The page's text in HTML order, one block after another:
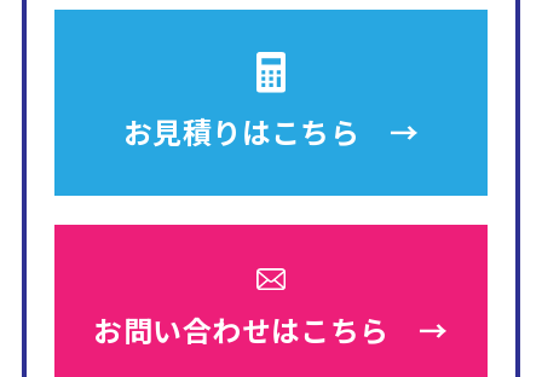
お見積りはこちら →
お問い合わせはこちら →